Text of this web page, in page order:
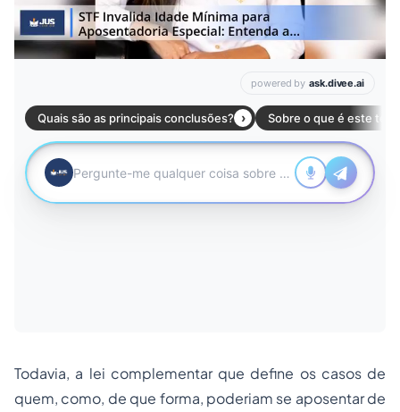
Todavia, a lei complementar que define os casos de
quem, como, de que forma, poderiam se aposentar de